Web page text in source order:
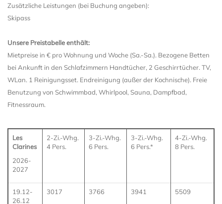
Zusätzliche Leistungen (bei Buchung angeben):
Skipass
Unsere Preistabelle enthält:
Mietpreise in € pro Wohnung und Woche (Sa.-Sa.). Bezogene Betten
bei Ankunft in den Schlafzimmern Handtücher, 2 Geschirrtücher. TV,
WLan. 1 Reinigungsset. Endreinigung (außer der Kochnische). Freie
Benutzung von Schwimmbad, Whirlpool, Sauna, Dampfbad,
Fitnessraum.
Les
Clarines
2026-
2027
2-Zi.-Whg.
4 Pers.
3-Zi.-Whg.
6 Pers.
3-Zi.-Whg.
6 Pers.*
4-Zi.-Whg.
8 Pers.
19.12-
26.12
3017 3766 3941 5509